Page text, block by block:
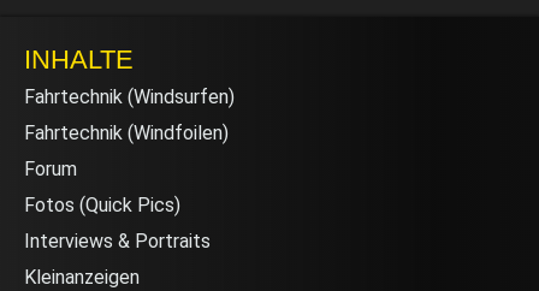
INHALTE
Fahrtechnik (Windsurfen)
Fahrtechnik (Windfoilen)
Forum
Fotos (Quick Pics)
Interviews & Portraits
Kleinanzeigen